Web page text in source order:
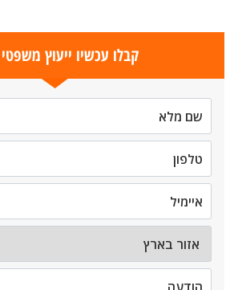
קבלו עכשיו ייעוץ